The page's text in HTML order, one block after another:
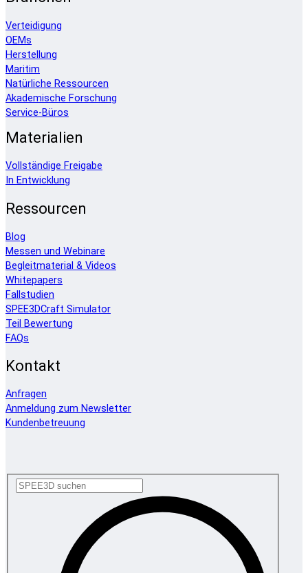
Verteidigung
OEMs
Herstellung
Maritim
Natürliche Ressourcen
Akademische Forschung
Service-Büros
Materialien
Vollständige Freigabe
In Entwicklung
Ressourcen
Blog
Messen und Webinare
Begleitmaterial & Videos
Whitepapers
Fallstudien
SPEE3DCraft Simulator
Teil Bewertung
FAQs
Kontakt
Anfragen
Anmeldung zum Newsletter
Kundenbetreuung